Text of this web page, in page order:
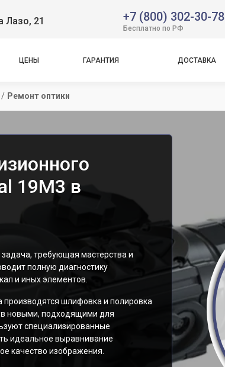
Лазо, 21 +7 (800) 302-30-78
Бесплатно по РФ
ЦЕНЫ ГАРАНТИЯ ДОСТАВКА
/ Ремонт оптики
19M3 в
требующая мастерства и
полную диагностику
и иных элементов.
шлифовка и полировка
новыми, подходящими для
специализированные
идеальное выравнивание
качество изображения.